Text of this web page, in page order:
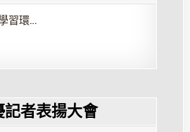
習環…
者表揚大會